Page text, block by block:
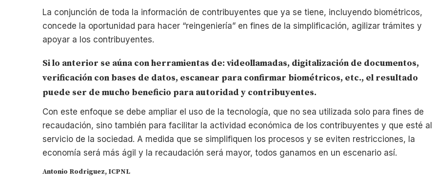
La conjunción de toda la información de contribuyentes que ya se tiene, incluyendo biométricos,
concede la oportunidad para hacer “reingeniería” en fines de la simplificación, agilizar trámites y
apoyar a los contribuyentes.
Si lo anterior se aúna con herramientas de: videollamadas, digitalización de documentos,
verificación con bases de datos, escanear para confirmar biométricos, etc., el resultado
puede ser de mucho beneficio para autoridad y contribuyentes.
Con este enfoque se debe ampliar el uso de la tecnología, que no sea utilizada solo para fines de
recaudación, sino también para facilitar la actividad económica de los contribuyentes y que esté al
servicio de la sociedad. A medida que se simplifiquen los procesos y se eviten restricciones, la
economía será más ágil y la recaudación será mayor, todos ganamos en un escenario así.
Antonio Rodriguez, ICPNL